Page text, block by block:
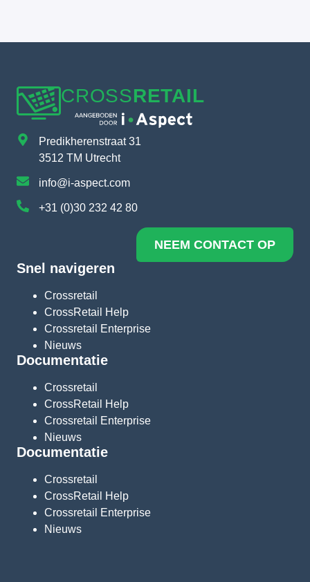
CROSSRETAIL
Predikherenstraat 31
3512 TM Utrecht
info@i-aspect.com
+31 (0)30 232 42 80
NEEM CONTACT OP
Snel navigeren
Crossretail
CrossRetail Help
Crossretail Enterprise
Nieuws
Documentatie
Crossretail
CrossRetail Help
Crossretail Enterprise
Nieuws
Documentatie
Crossretail
CrossRetail Help
Crossretail Enterprise
Nieuws